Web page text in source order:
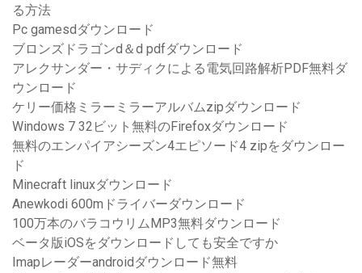
る方法
Pc gamesdダウンロード
ブロンズドラゴンd＆d pdfダウンロード
アレクサンダー・サディクによる電気回路解析PDF無料ダ
ウンロード
ケリー価格ミラーミラーアルバムzipダウンロード
Windows 7 32ビット無料のFirefoxダウンロード
無料のエンパイアシーズン4エピソード4 zipをダウンロー
ド
Minecraft linuxダウンロード
Anewkodi 600mドライバーダウンロード
100万本のバラコウリムMP3無料ダウンロード
ベータ版iOSをダウンロードしても安全ですか
Imapレーダーandroidダウンロード無料